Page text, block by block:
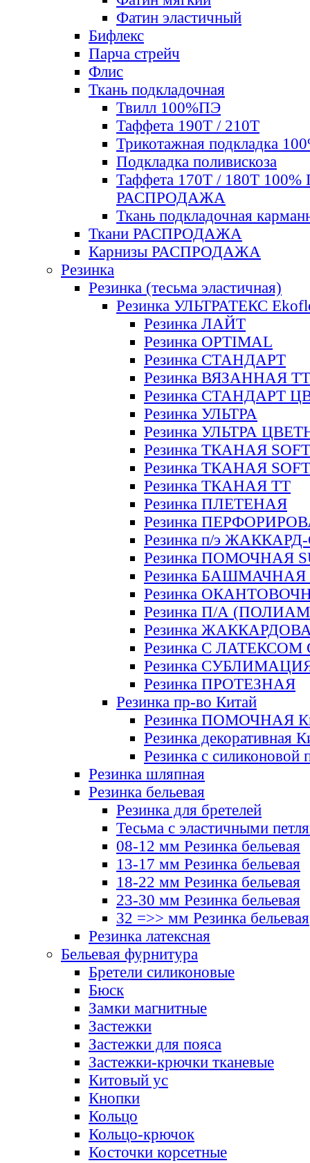
Фатин элаcтичный
Бифлекс
Парча стрейч
Флис
Ткань подкладочная
Твилл 100%ПЭ
Таффета 190Т / 210Т
Трикотажная подкладка
Подкладка поливискоза
Таффета 170Т / 180Т 100%
РАСПРОДАЖА
Ткань подкладочная
Ткани РАСПРОДАЖА
Карнизы РАСПРОДАЖА
Резинка
Резинка (тесьма эластичная)
Резинка УЛЬТРАТЕКС
Резинка ЛАЙТ
Резинка OPTIMAL
Резинка СТАНДАРТ
Резинка ВЯЗАННАЯ ТТ
Резинка СТАНДАРТ
Резинка УЛЬТРА
Резинка УЛЬТРА
Резинка ТКАНАЯ SOFT
Резинка ТКАНАЯ
Резинка ТКАНАЯ ТТ
Резинка ПЛЕТЕНАЯ
Резинка
Резинка п/э
Резинка ПОМОЧНАЯ
Резинка БАШМАЧНАЯ
Резинка
Резинка П/А
Резинка
Резинка С ЛАТЕКСОМ
Резинка
Резинка ПРОТЕЗНАЯ
Резинка пр-во Китай
Резинка ПОМОЧНАЯ
Резинка декоративная
Резинка с силиконовой
Резинка шляпная
Резинка бельевая
Резинка для бретелей
Тесьма с эластичными
08-12 мм Резинка бельевая
13-17 мм Резинка бельевая
18-22 мм Резинка бельевая
23-30 мм Резинка бельевая
32 =>> мм Резинка бельевая
Резинка латексная
Бельевая фурнитура
Бретели силиконовые
Бюск
Замки магнитные
Застежки
Застежки для пояса
Застежки-крючки тканевые
Китовый ус
Кнопки
Кольцо
Кольцо-крючок
Косточки корсетные